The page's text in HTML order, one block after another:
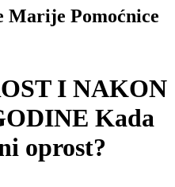
Marije Pomoćnice
I NAKON
Kada
oprost?